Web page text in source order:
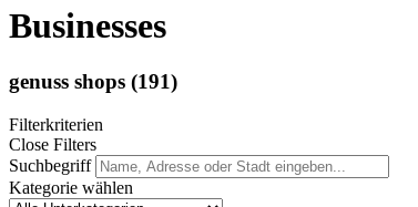
Businesses
genuss shops (191)
Filterkriterien
Close Filters
Suchbegriff
Kategorie wählen